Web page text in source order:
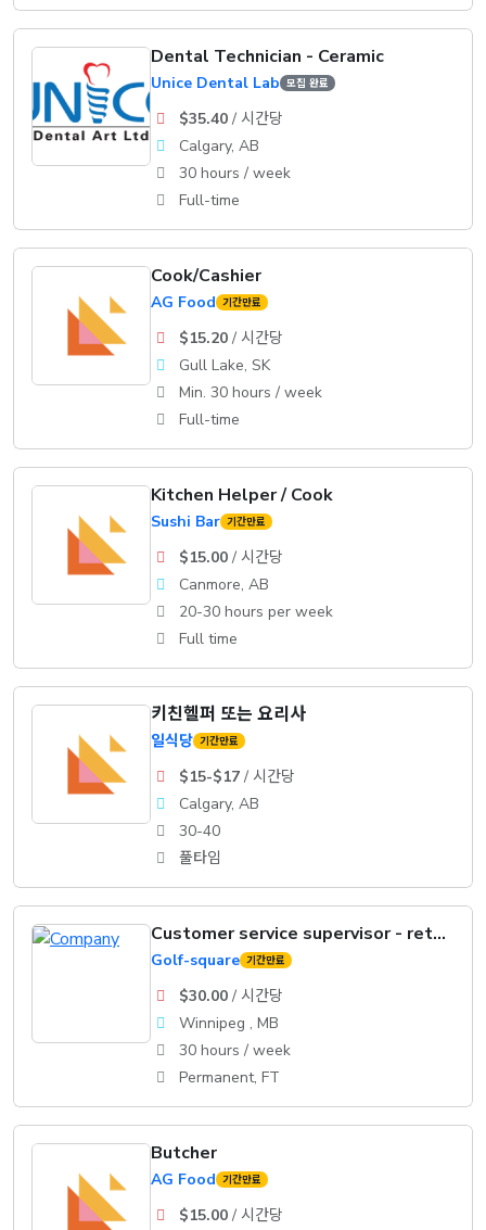
Dental Technician - Ceramic
Unice Dental Lab 모집 완료
$35.40/ 시간당
Calgary, AB
30 hours / week
Full-time
Cook/Cashier
AG Food 기간만료
$15.20/ 시간당
Gull Lake, SK
Min. 30 hours / week
Full-time
Kitchen Helper / Cook
Sushi Bar 기간만료
$15.00/ 시간당
Canmore, AB
20-30 hours per week
Full time
키친헬퍼 또는 요리사
일식당 기간만료
$15-$17/ 시간당
Calgary, AB
30-40
풀타임
Customer service supervisor - retail
Golf-square 기간만료
$30.00/ 시간당
Winnipeg , MB
30 hours / week
Permanent, FT
Butcher
AG Food 기간만료
$15.00/ 시간당